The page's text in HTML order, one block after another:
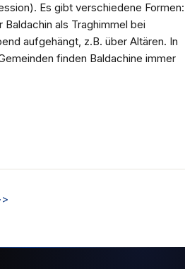
Es gibt verschiedene Formen:
als Traghimmel bei
aufgehängt, z.B. über Altären. In
finden Baldachine immer